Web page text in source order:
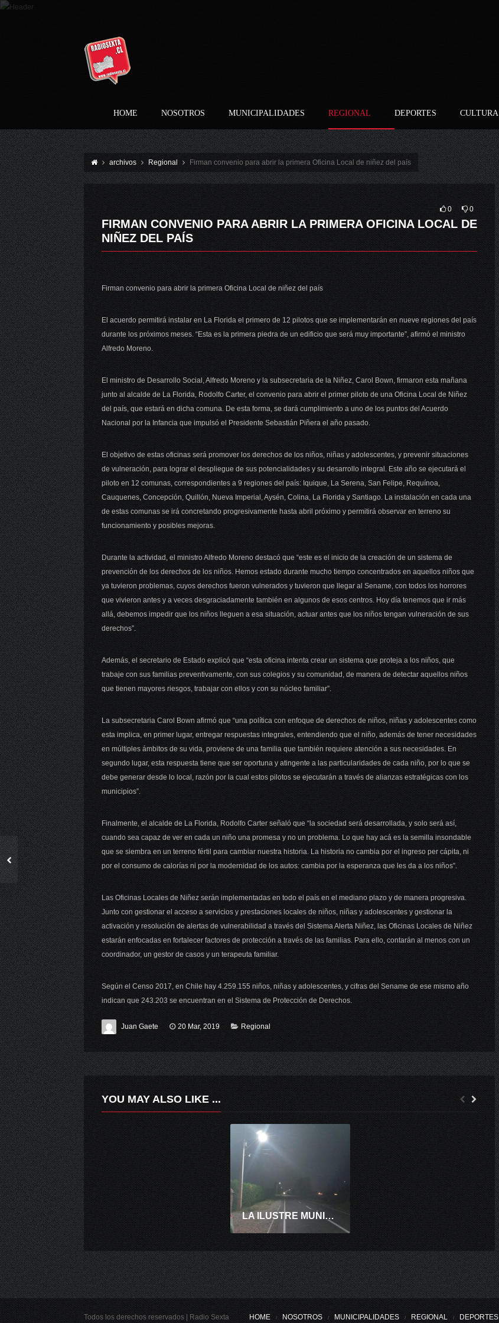
HOME NOSOTROS MUNICIPALIDADES REGIONAL DEPORTES CULTURA
archivos Regional Firman convenio para abrir la primera Oficina Local de niñez del país
0 0
FIRMAN CONVENIO PARA ABRIR LA PRIMERA OFICINA LOCAL DE
NIÑEZ DEL PAÍS
Firman convenio para abrir la primera Oficina Local de niñez del país
El acuerdo permitirá instalar en La Florida el primero de 12 pilotos que se implementarán en nueve regiones del país
durante los próximos meses. “Esta es la primera piedra de un edificio que será muy importante”, afirmó el ministro
Alfredo Moreno.
El ministro de Desarrollo Social, Alfredo Moreno y la subsecretaria de la Niñez, Carol Bown, firmaron esta mañana
junto al alcalde de La Florida, Rodolfo Carter, el convenio para abrir el primer piloto de una Oficina Local de Niñez
del país, que estará en dicha comuna. De esta forma, se dará cumplimiento a uno de los puntos del Acuerdo
Nacional por la Infancia que impulsó el Presidente Sebastián Piñera el año pasado.
El objetivo de estas oficinas será promover los derechos de los niños, niñas y adolescentes, y prevenir situaciones
de vulneración, para lograr el despliegue de sus potencialidades y su desarrollo integral. Este año se ejecutará el
piloto en 12 comunas, correspondientes a 9 regiones del país: Iquique, La Serena, San Felipe, Requínoa,
Cauquenes, Concepción, Quillón, Nueva Imperial, Aysén, Colina, La Florida y Santiago. La instalación en cada una
de estas comunas se irá concretando progresivamente hasta abril próximo y permitirá observar en terreno su
funcionamiento y posibles mejoras.
Durante la actividad, el ministro Alfredo Moreno destacó que “este es el inicio de la creación de un sistema de
prevención de los derechos de los niños. Hemos estado durante mucho tiempo concentrados en aquellos niños que
ya tuvieron problemas, cuyos derechos fueron vulnerados y tuvieron que llegar al Sename, con todos los horrores
que vivieron antes y a veces desgraciadamente también en algunos de esos centros. Hoy día tenemos que ir más
allá, debemos impedir que los niños lleguen a esa situación, actuar antes que los niños tengan vulneración de sus
derechos”.
Además, el secretario de Estado explicó que “esta oficina intenta crear un sistema que proteja a los niños, que
trabaje con sus familias preventivamente, con sus colegios y su comunidad, de manera de detectar aquellos niños
que tienen mayores riesgos, trabajar con ellos y con su núcleo familiar”.
La subsecretaria Carol Bown afirmó que “una política con enfoque de derechos de niños, niñas y adolescentes como
esta implica, en primer lugar, entregar respuestas integrales, entendiendo que el niño, además de tener necesidades
en múltiples ámbitos de su vida, proviene de una familia que también requiere atención a sus necesidades. En
segundo lugar, esta respuesta tiene que ser oportuna y atingente a las particularidades de cada niño, por lo que se
debe generar desde lo local, razón por la cual estos pilotos se ejecutarán a través de alianzas estratégicas con los
municipios”.
Finalmente, el alcalde de La Florida, Rodolfo Carter señaló que “la sociedad será desarrollada, y solo será así,
cuando sea capaz de ver en cada un niño una promesa y no un problema. Lo que hay acá es la semilla insondable
que se siembra en un terreno fértil para cambiar nuestra historia. La historia no cambia por el ingreso per cápita, ni
por el consumo de calorías ni por la modernidad de los autos: cambia por la esperanza que les da a los niños”.
Las Oficinas Locales de Niñez serán implementadas en todo el país en el mediano plazo y de manera progresiva.
Junto con gestionar el acceso a servicios y prestaciones locales de niños, niñas y adolescentes y gestionar la
activación y resolución de alertas de vulnerabilidad a través del Sistema Alerta Niñez, las Oficinas Locales de Niñez
estarán enfocadas en fortalecer factores de protección a través de las familias. Para ello, contarán al menos con un
coordinador, un gestor de casos y un terapeuta familiar.
Según el Censo 2017, en Chile hay 4.259.155 niños, niñas y adolescentes, y cifras del Sename de ese mismo año
indican que 243.203 se encuentran en el Sistema de Protección de Derechos.
Juan Gaete 20 Mar, 2019 Regional
YOU MAY ALSO LIKE ...
LA ILUSTRE MUNICIPALIDAD PALMILLA INFORMA
Todos los derechos reservados | Radio Sexta HOME NOSOTROS MUNICIPALIDADES REGIONAL DEPORTES